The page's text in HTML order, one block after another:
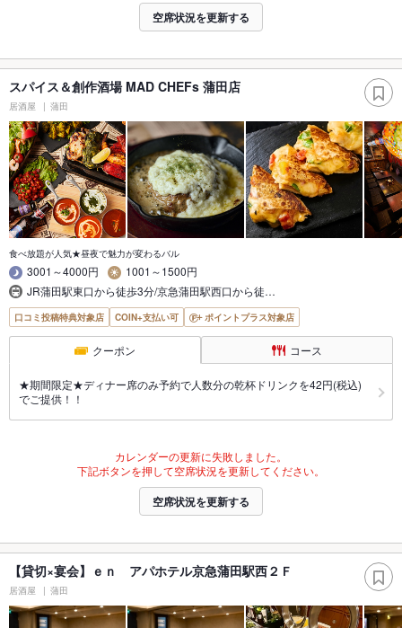
空席状況を更新する
スパイス＆創作酒場 MAD CHEFs 蒲田店
居酒屋 蒲田
食べ放題が人気★昼夜で魅力が変わるバル
3001～4000円
1001～1500円
JR蒲田駅東口から徒歩3分/京急蒲田駅西口から徒…
口コミ投稿特典対象店 COIN+支払い可 ポイントプラス対象店
クーポン コース
★期間限定★ディナー席のみ予約で人数分の乾杯ドリンクを42円(税込)
でご提供！！
カレンダーの更新に失敗しました。
下記ボタンを押して空席状況を更新してください。
空席状況を更新する
【貸切×宴会】ｅｎ アパホテル京急蒲田駅西２Ｆ
居酒屋 蒲田